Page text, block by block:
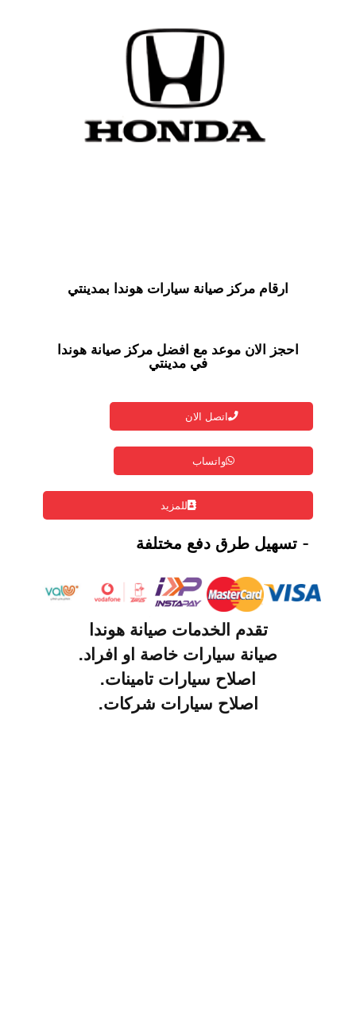
ارقام مركز صيانة سيارات هوندا بمدينتي
احجز الان موعد مع افضل مركز صيانة هوندا
في مدينتي
اتصل الان
واتساب
للمزيد
- تسهيل طرق دفع مختلفة
تقدم الخدمات صيانة هوندا
صيانة سيارات خاصة او افراد.
اصلاح سيارات تامينات.
اصلاح سيارات شركات.